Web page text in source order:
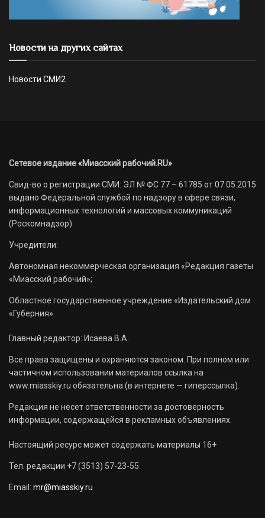
Новости на других сайтах
Новости СМИ2
Сетевое издание «Миасский рабочий.RU»
Свид-во о регистрации СМИ: ЭЛ № ФС 77 – 61785 от 07.05.2015
выдано Федеральной службой по надзору в сфере связи,
информационных технологий и массовых коммуникаций
(Роскомнадзор)
Учредители:
Автономная некоммерческая организация «Редакция газеты
«Миасский рабочий»;
Областное государственное учреждение «Издательский дом
«Губерния».
Главный редактор: Исаева В.А.
Все права защищены и охраняются законом. При полном или
частичном использовании материалов ссылка на
www.miasskiy.ru обязательна (в интернете — гиперссылка).
Редакция не несет ответственности за достоверность
информации, содержащейся в рекламных объявлениях.
Настоящий ресурс может содержать материалы 16+
Тел. редакции +7 (3513) 57-23-55
Email: mr@miasskiy.ru